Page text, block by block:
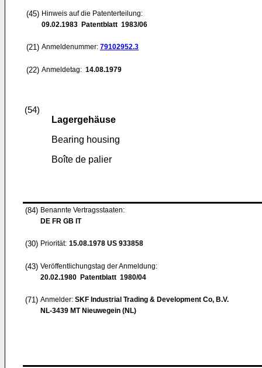
(45) Hinweis auf die Patenterteilung:
09.02.1983 Patentblatt 1983/06
(21) Anmeldenummer: 79102952.3
(22) Anmeldetag: 14.08.1979
(54)
Lagergehäuse
Bearing housing
Boîte de palier
(84) Benannte Vertragsstaaten:
DE FR GB IT
(30) Priorität: 15.08.1978 US 933858
(43) Veröffentlichungstag der Anmeldung:
20.02.1980 Patentblatt 1980/04
(71) Anmelder: SKF Industrial Trading & Development Co, B.V.
NL-3439 MT Nieuwegein (NL)